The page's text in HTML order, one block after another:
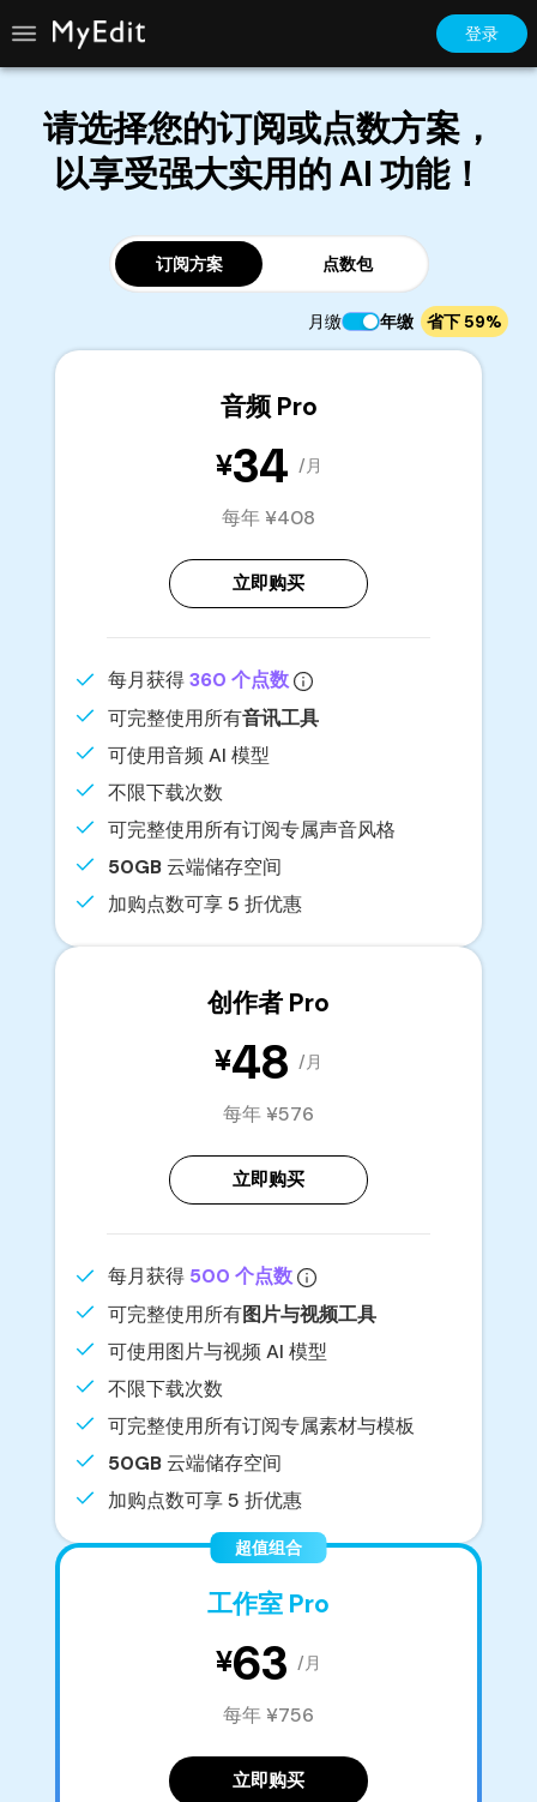
登录
请选择您的订阅或点数方案，
以享受强大实用的 AI 功能！
订阅方案 点数包
月缴 年缴 省下 59%
音频 Pro
¥34 /月
每年 ¥408
立即购买
每月获得360 个点数
可完整使用所有音讯工具
可使用音频 AI 模型
不限下载次数
可完整使用所有订阅专属声音风格
50GB云端储存空间
加购点数可享 5 折优惠
创作者 Pro
¥48 /月
每年 ¥576
立即购买
每月获得 500 个点数
可完整使用所有图片与视频工具
可使用图片与视频 AI 模型
不限下载次数
可完整使用所有订阅专属素材与模板
50GB云端储存空间
加购点数可享 5 折优惠
超值组合
工作室 Pro
¥63 /月
每年 ¥756
立即购买